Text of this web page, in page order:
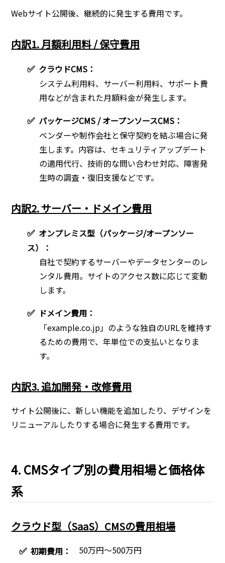
Webサイト公開後、継続的に発生する費用です。
内訳1. 月額利用料 / 保守費用
✅ クラウドCMS：
システム利用料、サーバー利用料、サポート費
用などが含まれた月額料金が発生します。
✅ パッケージCMS / オープンソースCMS：
ベンダーや制作会社と保守契約を結ぶ場合に発
生します。内容は、セキュリティアップデート
の適用代行、技術的な問い合わせ対応、障害発
生時の調査・復旧支援などです。
内訳2. サーバー・ドメイン費用
✅ オンプレミス型（パッケージ/オープンソー
ス）：
自社で契約するサーバーやデータセンターのレ
ンタル費用。サイトのアクセス数に応じて変動
します。
✅ ドメイン費用：
「example.co.jp」のような独自のURLを維持す
るための費用で、年単位での支払いとなりま
す。
内訳3. 追加開発・改修費用
サイト公開後に、新しい機能を追加したり、デザインを
リニューアルしたりする場合に発生する費用です。
4. CMSタイプ別の費用相場と価格体
系
クラウド型（SaaS）CMSの費用相場
✅ 初期費用： 50万円〜500万円